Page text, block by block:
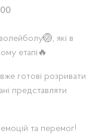
які в
етапі🔥
готові розривати
представляти
та перемог!